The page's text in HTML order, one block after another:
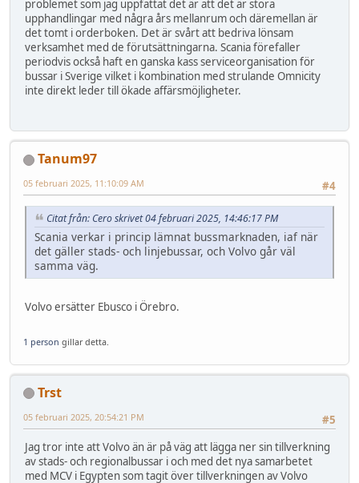
problemet som jag uppfattat det är att det är stora
upphandlingar med några års mellanrum och däremellan är
det tomt i orderboken. Det är svårt att bedriva lönsam
verksamhet med de förutsättningarna. Scania förefaller
periodvis också haft en ganska kass serviceorganisation för
bussar i Sverige vilket i kombination med strulande Omnicity
inte direkt leder till ökade affärsmöjligheter.
Tanum97
#4
05 februari 2025, 11:10:09 AM
Citat från: Cero skrivet 04 februari 2025, 14:46:17 PM
Scania verkar i princip lämnat bussmarknaden, iaf när
det gäller stads- och linjebussar, och Volvo går väl
samma väg.
Volvo ersätter Ebusco i Örebro.
1 person gillar detta.
Trst
#5
05 februari 2025, 20:54:21 PM
Jag tror inte att Volvo än är på väg att lägga ner sin tillverkning
av stads- och regionalbussar i och med det nya samarbetet
med MCV i Egypten som tagit över tillverkningen av Volvo